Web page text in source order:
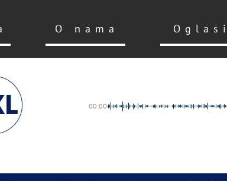
O nama Oglasi
00:00